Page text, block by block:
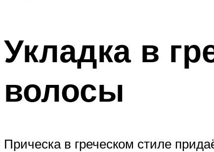
Укладка в
волосы
Прическа в греческом стиле